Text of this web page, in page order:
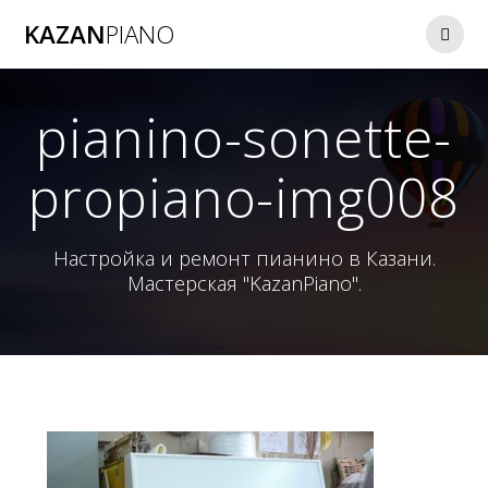
KAZANPIANO
pianino-sonette-
propiano-img008
Настройка и ремонт пианино в Казани.
Мастерская "KazanPiano".